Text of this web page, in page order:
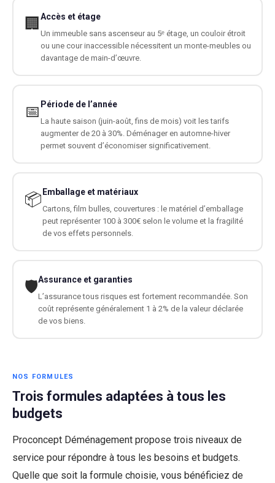
🏢 Accès et étage
Un immeuble sans ascenseur au 5ᵉ étage, un couloir étroit
ou une cour inaccessible nécessitent un monte-meubles ou
davantage de main-d’œuvre.
📅 Période de l’année
La haute saison (juin-août, fins de mois) voit les tarifs
augmenter de 20 à 30%. Déménager en automne-hiver
permet souvent d’économiser significativement.
📦Emballage et matériaux
Cartons, film bulles, couvertures : le matériel d’emballage
peut représenter 100 à 300€ selon le volume et la fragilité
de vos effets personnels.
🛡️Assurance et garanties
L’assurance tous risques est fortement recommandée. Son
coût représente généralement 1 à 2% de la valeur déclarée
de vos biens.
NOS FORMULES
Trois formules adaptées à tous les
budgets
Proconcept Déménagement propose trois niveaux de
service pour répondre à tous les besoins et budgets.
Quelle que soit la formule choisie, vous bénéficiez de